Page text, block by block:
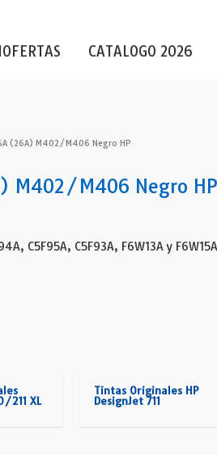
CATALOGO 2026
(26A) M402/M406 Negro HP
M402/M406 Negro HP
C5F95A, C5F93A, F6W13A y
211 XL
Tintas Originales HP
DesignJet 711